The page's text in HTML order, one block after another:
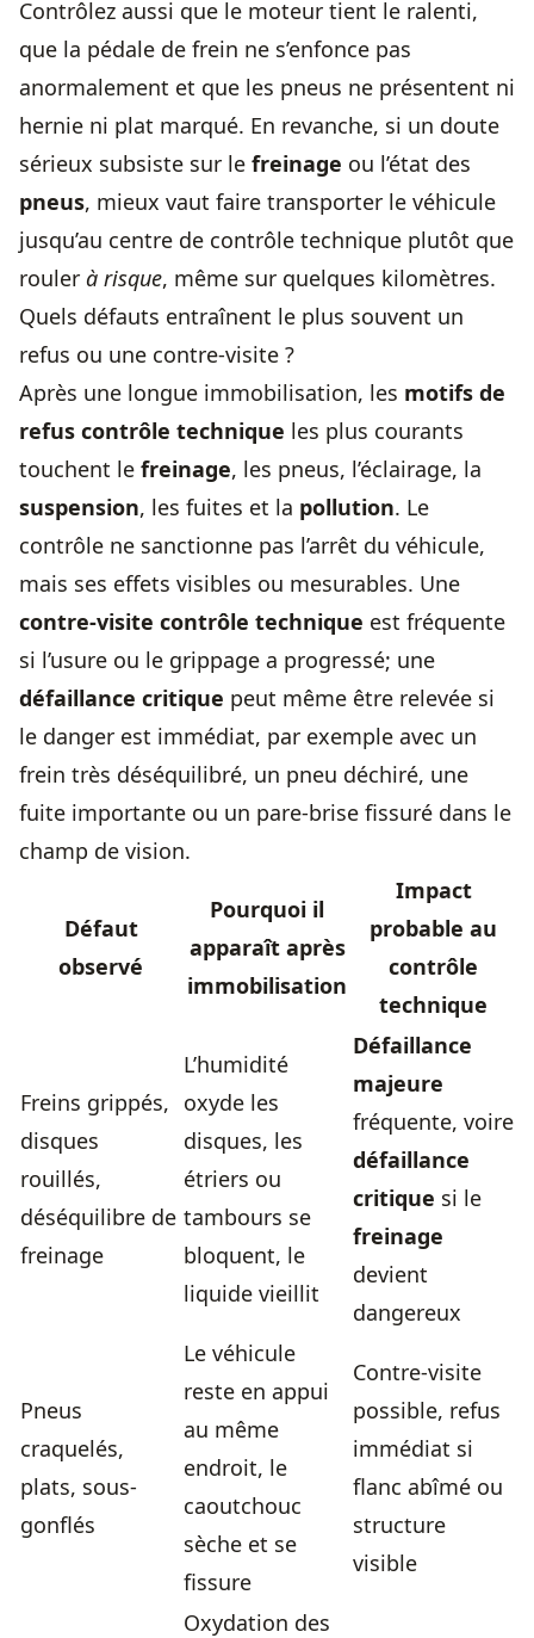
Contrôlez aussi que le moteur tient le ralenti,
que la pédale de frein ne s’enfonce pas
anormalement et que les pneus ne présentent ni
hernie ni plat marqué. En revanche, si un doute
sérieux subsiste sur le freinage ou l’état des
pneus, mieux vaut faire transporter le véhicule
jusqu’au centre de contrôle technique plutôt que
rouler à risque, même sur quelques kilomètres.
Quels défauts entraînent le plus souvent un
refus ou une contre-visite ?
Après une longue immobilisation, les motifs de
refus contrôle technique les plus courants
touchent le freinage, les pneus, l’éclairage, la
suspension, les fuites et la pollution. Le
contrôle ne sanctionne pas l’arrêt du véhicule,
mais ses effets visibles ou mesurables. Une
contre-visite contrôle technique est fréquente
si l’usure ou le grippage a progressé; une
défaillance critique peut même être relevée si
le danger est immédiat, par exemple avec un
frein très déséquilibré, un pneu déchiré, une
fuite importante ou un pare-brise fissuré dans le
champ de vision.
Défaut
observé
Pourquoi il
apparaît après
immobilisation
Impact
probable au
contrôle
technique
Freins grippés,
disques
rouillés,
déséquilibre de
freinage
L’humidité
oxyde les
disques, les
étriers ou
tambours se
bloquent, le
liquide vieillit
Défaillance
majeure
fréquente, voire
défaillance
critique si le
freinage
devient
dangereux
Pneus
craquelés,
plats, sous-
gonflés
Le véhicule
reste en appui
au même
endroit, le
caoutchouc
sèche et se
fissure
Contre-visite
possible, refus
immédiat si
flanc abîmé ou
structure
visible
Oxydation des